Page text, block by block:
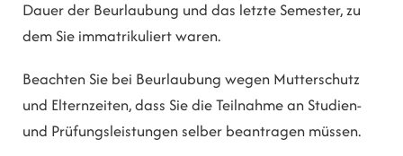
Dauer der Beurlaubung und das letzte Semester, zu
dem Sie immatrikuliert waren.
Beachten Sie bei Beurlaubung wegen Mutterschutz
und Elternzeiten, dass Sie die Teilnahme an Studien-
und Prüfungsleistungen selber beantragen müssen.